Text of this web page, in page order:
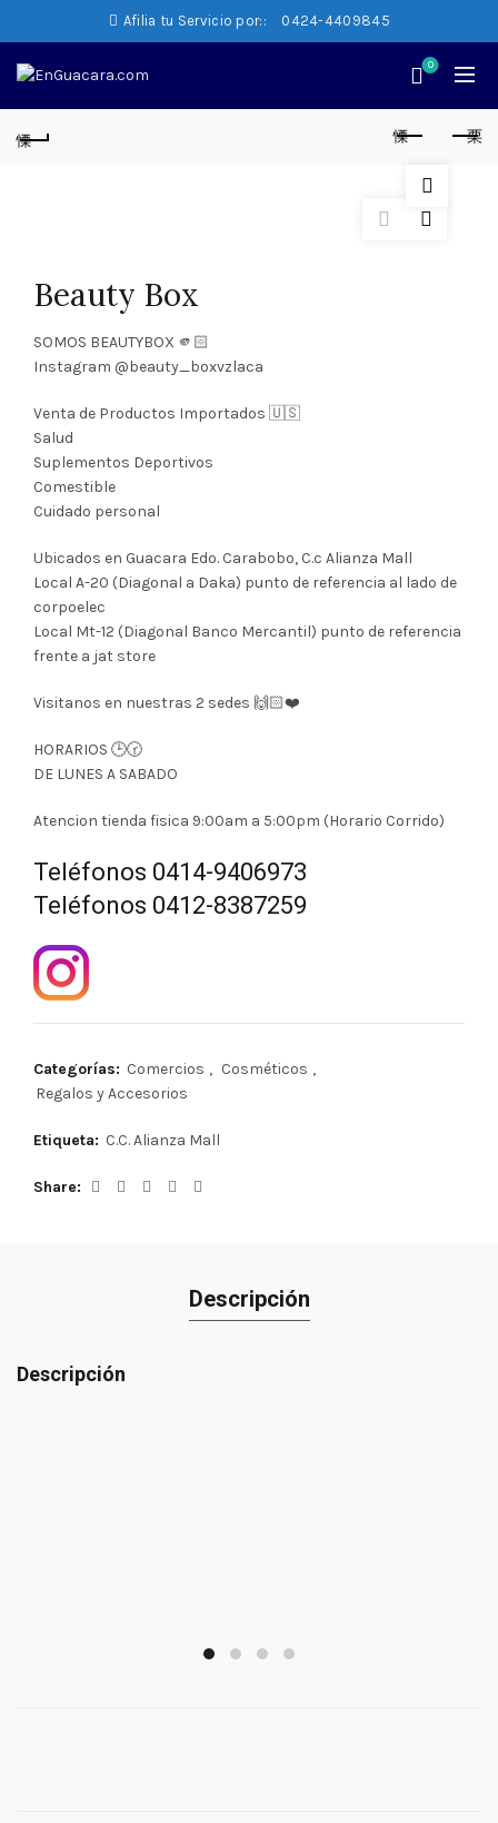
Afilia tu Servicio por:: 0424-4409845
0
Beauty Box
SOMOS BEAUTYBOX 🫵🏻
Instagram @beauty_boxvzlaca
Venta de Productos Importados 🇺🇸
Salud
Suplementos Deportivos
Comestible
Cuidado personal
Ubicados en Guacara Edo. Carabobo, C.c Alianza Mall
Local A-20 (Diagonal a Daka) punto de referencia al lado de
corpoelec
Local Mt-12 (Diagonal Banco Mercantil) punto de referencia
frente a jat store
Visitanos en nuestras 2 sedes 🙌🏻❤️
HORARIOS 🕒🕝
DE LUNES A SABADO
Atencion tienda fisica 9:00am a 5:00pm (Horario Corrido)
Teléfonos 0414-9406973
Teléfonos 0412-8387259
Categorías: Comercios , Cosméticos ,
Regalos y Accesorios
Etiqueta: C.C. Alianza Mall
Share
Descripción
Descripción